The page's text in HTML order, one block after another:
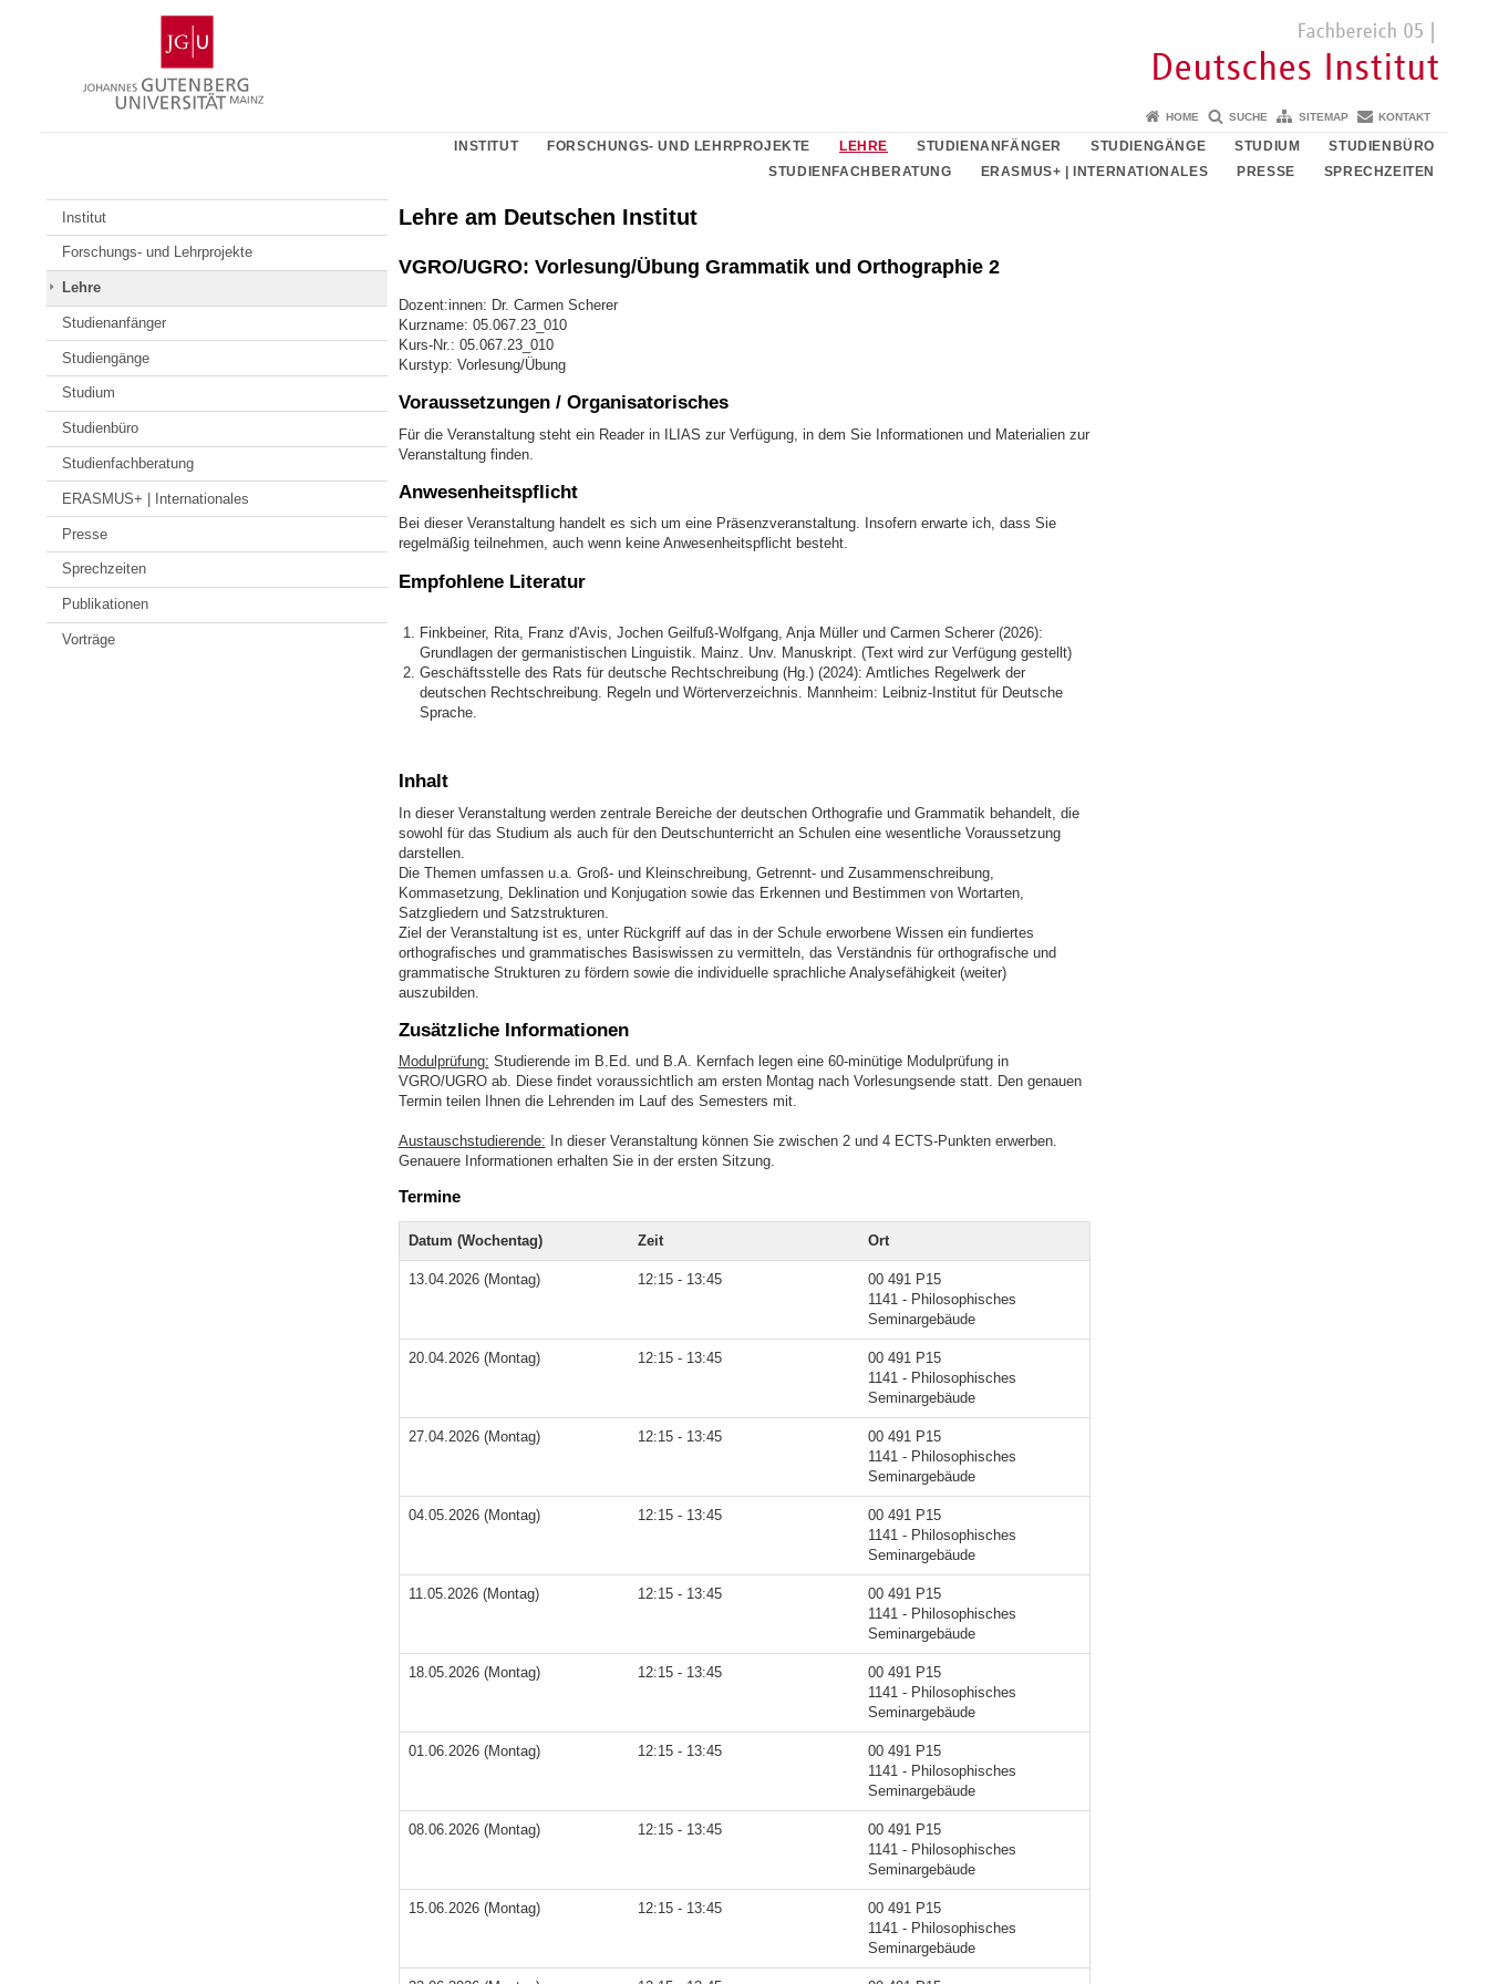
Gutenberg-
Universität
Mainz
HOME SUCHE SITEMAP KONTAKT
INSTITUT FORSCHUNGS- UND LEHRPROJEKTE LEHRE STUDIENANFÄNGER STUDIENGÄNGE STUDIUM
STUDIENBÜRO
STUDIENFACHBERATUNG
ERASMUS+ | INTERNATIONALES PRESSE SPRECHZEITEN
Institut
Forschungs- und Lehrprojekte
Lehre
Studienanfänger
Studiengänge
Studium
Studienbüro
Studienfachberatung
ERASMUS+ | Internationales
Presse
Sprechzeiten
Publikationen
Vorträge
Lehre am Deutschen Institut
VGRO/UGRO: Vorlesung/Übung Grammatik und Orthographie 2
Dozent:innen: Dr. Carmen Scherer
Kurzname: 05.067.23_010
Kurs-Nr.: 05.067.23_010
Kurstyp: Vorlesung/Übung
Voraussetzungen / Organisatorisches
Für die Veranstaltung steht ein Reader in ILIAS zur Verfügung, in dem Sie Informationen und Materialien zur
Veranstaltung finden.
Anwesenheitspflicht
Bei dieser Veranstaltung handelt es sich um eine Präsenzveranstaltung. Insofern erwarte ich, dass Sie
regelmäßig teilnehmen, auch wenn keine Anwesenheitspflicht besteht.
Empfohlene Literatur
Finkbeiner, Rita, Franz d'Avis, Jochen Geilfuß-Wolfgang, Anja Müller und Carmen Scherer (2026):
Grundlagen der germanistischen Linguistik. Mainz. Unv. Manuskript. (Text wird zur Verfügung gestellt)
Geschäftsstelle des Rats für deutsche Rechtschreibung (Hg.) (2024): Amtliches Regelwerk der
deutschen Rechtschreibung. Regeln und Wörterverzeichnis. Mannheim: Leibniz-Institut für Deutsche
Sprache.
Inhalt
In dieser Veranstaltung werden zentrale Bereiche der deutschen Orthografie und Grammatik behandelt, die
sowohl für das Studium als auch für den Deutschunterricht an Schulen eine wesentliche Voraussetzung
darstellen.
Die Themen umfassen u.a. Groß- und Kleinschreibung, Getrennt- und Zusammenschreibung,
Kommasetzung, Deklination und Konjugation sowie das Erkennen und Bestimmen von Wortarten,
Satzgliedern und Satzstrukturen.
Ziel der Veranstaltung ist es, unter Rückgriff auf das in der Schule erworbene Wissen ein fundiertes
orthografisches und grammatisches Basiswissen zu vermitteln, das Verständnis für orthografische und
grammatische Strukturen zu fördern sowie die individuelle sprachliche Analysefähigkeit (weiter)
auszubilden.
Zusätzliche Informationen
Modulprüfung: Studierende im B.Ed. und B.A. Kernfach legen eine 60-minütige Modulprüfung in
VGRO/UGRO ab. Diese findet voraussichtlich am ersten Montag nach Vorlesungsende statt. Den genauen
Termin teilen Ihnen die Lehrenden im Lauf des Semesters mit.
Austauschstudierende: In dieser Veranstaltung können Sie zwischen 2 und 4 ECTS-Punkten erwerben.
Genauere Informationen erhalten Sie in der ersten Sitzung.
Termine
Datum (Wochentag) Zeit Ort
13.04.2026 (Montag) 12:15 - 13:45
00 491 P15
1141 - Philosophisches
Seminargebäude
20.04.2026 (Montag) 12:15 - 13:45
00 491 P15
1141 - Philosophisches
Seminargebäude
27.04.2026 (Montag) 12:15 - 13:45
00 491 P15
1141 - Philosophisches
Seminargebäude
04.05.2026 (Montag) 12:15 - 13:45
00 491 P15
1141 - Philosophisches
Seminargebäude
11.05.2026 (Montag) 12:15 - 13:45
00 491 P15
1141 - Philosophisches
Seminargebäude
18.05.2026 (Montag) 12:15 - 13:45
00 491 P15
1141 - Philosophisches
Seminargebäude
01.06.2026 (Montag) 12:15 - 13:45
00 491 P15
1141 - Philosophisches
Seminargebäude
08.06.2026 (Montag) 12:15 - 13:45
00 491 P15
1141 - Philosophisches
Seminargebäude
15.06.2026 (Montag) 12:15 - 13:45
00 491 P15
1141 - Philosophisches
Seminargebäude